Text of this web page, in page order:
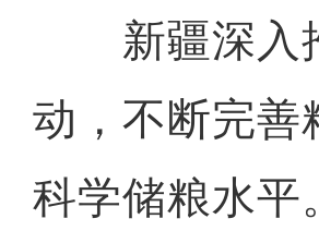
新疆深入推
动，不断完善
科学储粮水平